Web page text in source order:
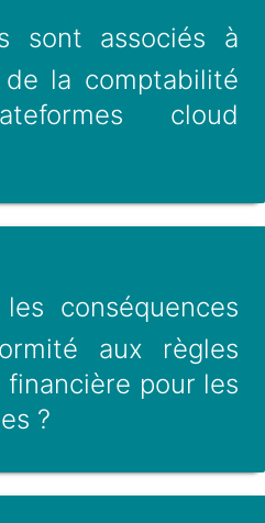
sont associés à
la comptabilité
cloud
conséquences
aux règles
pour les
?